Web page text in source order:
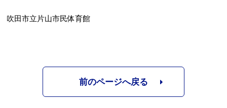
吹田市立片山市民体育館
前のページへ戻る